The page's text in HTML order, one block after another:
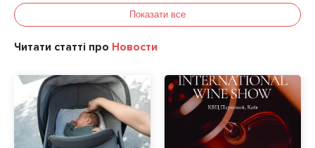
Показати все
Читати статті про Новости